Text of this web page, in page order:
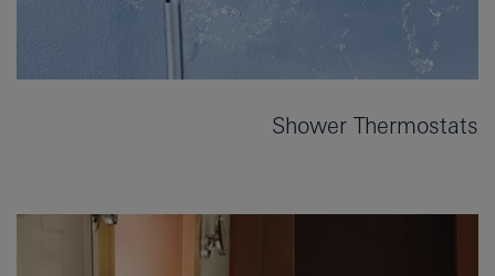
Shower Thermostats